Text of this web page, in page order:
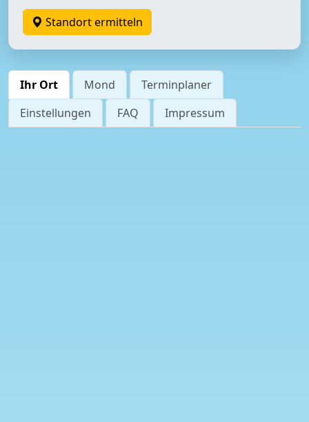
Standort ermitteln
Ihr Ort Mond
Terminplaner
Einstellungen
FAQ Impressum